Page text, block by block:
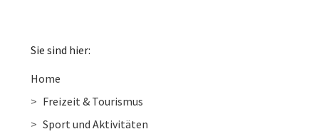
Sie sind hier:
Home
Freizeit & Tourismus
Sport und Aktivitäten